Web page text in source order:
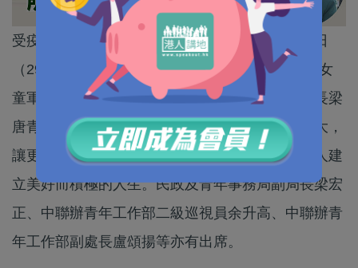
受疫情影響而闊別三年的女童軍周年大會操，今日
（29日）再度於旺角大球場舉行，超過5000多名女
童軍、家長及各界嘉賓出席，香港女童軍總會會長梁
唐青儀致辭時，勉勵女童軍總會要將會務發揚光大，
讓更多人透過參加女童軍訓練為自己及身邊所有人建
立美好而積極的人生。民政及青年事務局副局長梁宏
正、中聯辦青年工作部二級巡視員余升高、中聯辦青
年工作部副處長盧頌揚等亦有出席。